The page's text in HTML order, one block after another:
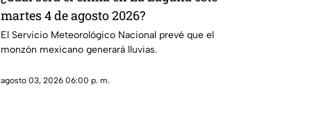
martes 4 de agosto 2026?
El Servicio Meteorológico Nacional prevé que el
monzón mexicano generará lluvias.
agosto 03, 2026 06:00 p. m.